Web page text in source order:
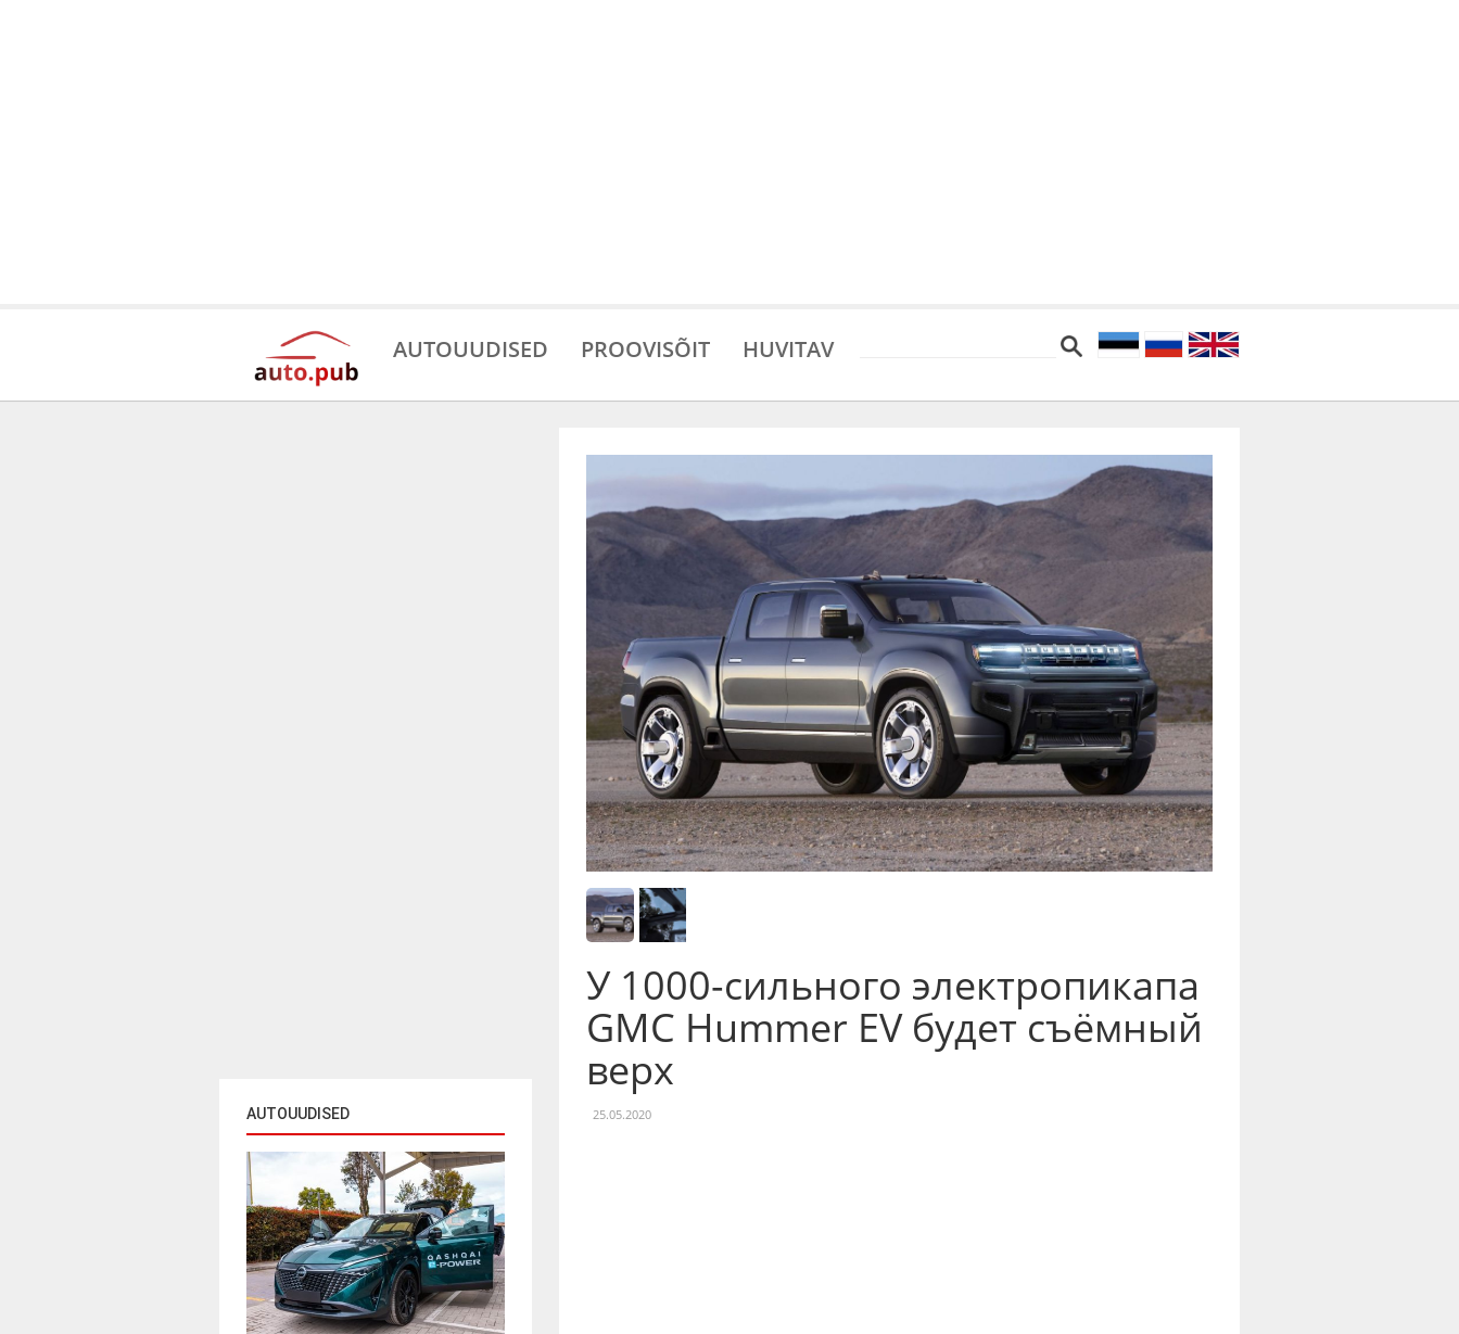
AUTOUUDISED PROOVISÕIT HUVITAV
AUTOUUDISED
У 1000-сильного электропикапа
GMC Hummer EV будет съёмный
верх
25.05.2020